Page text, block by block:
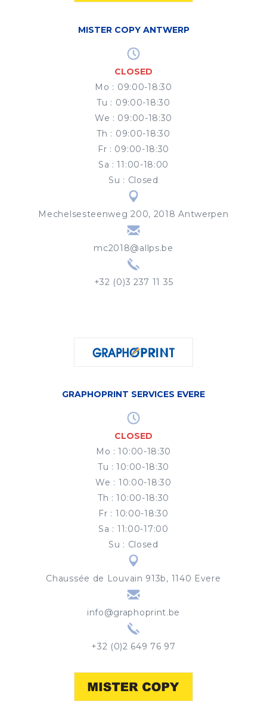
MISTER COPY ANTWERP
CLOSED
Mo : 09:00-18:30
Tu : 09:00-18:30
We : 09:00-18:30
Th : 09:00-18:30
Fr : 09:00-18:30
Sa :11:00-18:00
Su : Closed
Mechelsesteenweg 200, 2018 Antwerpen
mc2018@allps.be
+32 (0)3 237 11 35
GRAPHOPRINT SERVICES EVERE
CLOSED
Mo :10:00-18:30
Tu :10:00-18:30
We : 10:00-18:30
Th :10:00-18:30
Fr : 10:00-18:30
Sa : 11:00-17:00
Su : Closed
Chaussée de Louvain 913b, 1140 Evere
info@graphoprint.be
+32 (0)2 649 76 97